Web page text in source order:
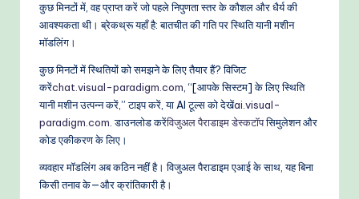
कुछ मिनटों में, वह प्राप्त करें जो पहले निपुणता स्तर के कौशल और धैर्य की
आवश्यकता थी। ब्रेकथ्रू यहाँ है: बातचीत की गति पर स्थिति यानी मशीन
मॉडलिंग।
कुछ मिनटों में स्थितियों को समझने के लिए तैयार हैं? विजिट
करेंchat.visual-paradigm.com , “[आपके सिस्टम] के लिए स्थिति
यानी मशीन उत्पन्न करें,” टाइप करें, या AI टूल्स को देखेंai.visual-
paradigm.com . डाउनलोड करेंविजुअल पैराडाइम डेस्कटॉपसिमुलेशन और
कोड एकीकरण के लिए।
व्यवहार मॉडलिंग अब कठिन नहीं है। विजुअल पैराडाइम एआई के साथ, यह बिना
किसी तनाव के—और क्रांतिकारी है।